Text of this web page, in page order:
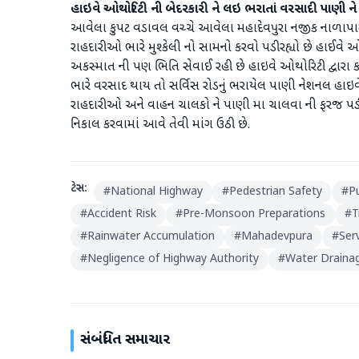
હાઇવે ઓથોરિટી ની બેદરકારી ને લઇ ભરાતાં વરસાદી
આવેલા કુપટ વડાવલ વચ્ચે આવેલા મહાદેવપુરા નજીક
રાહદારીઓ ભારે મુશ્કેલી નો સામનો કરવો પડી રહ્યો છે હાઈવે
અકસ્માત ની પણ ભિતિ સેવાઈ રહી છે હાઇવે ઓથોરિટી
ભારે વરસાદ થાય તો સર્વિસ રોડનું ભરાયેલ પાણી નેશનલ
રાહદારીઓ અને વાહન ચાલકો ને પાણી મા ચાલવા ની ફરજ
નિકાલ કરવામાં આવે તેવી માંગ ઉઠી છે.
ટેગ્સ: #National Highway #Pedestrian Safety #
#Accident Risk #Pre-Monsoon Preparations #
#Rainwater Accumulation #Mahadevpura #
#Negligence of Highway Authority #Water
સંબંધિત સમાચાર